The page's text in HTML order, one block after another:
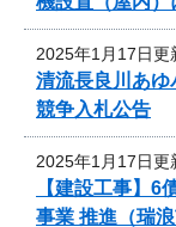
2025年1月17日更
清流長良川あ
競争入札公告
2025年1月17日更
【建設工事】6
事業 推進（瑞